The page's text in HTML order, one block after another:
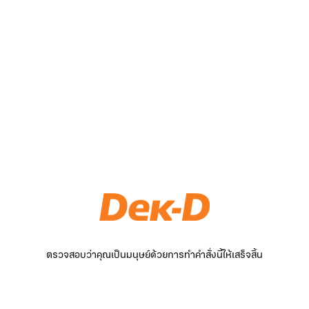
ตรวจสอบว่าคุณเป็นมนุษย์ด้วยการทำคำสั่งนี้ให้เสร็จสิ้น